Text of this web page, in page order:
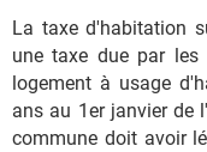
La taxe d'habitation
une taxe due par les
logement à usage
ans au 1er janvier de
commune doit avoir